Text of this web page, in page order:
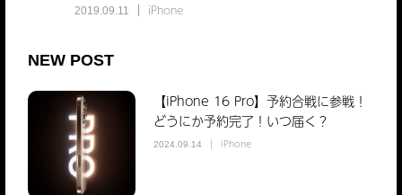
2019.09.11 iPhone
NEW POST
【iPhone 16 Pro】予約合戦に参戦！
どうにか予約完了！いつ届く？
2024.09.14 iPhone